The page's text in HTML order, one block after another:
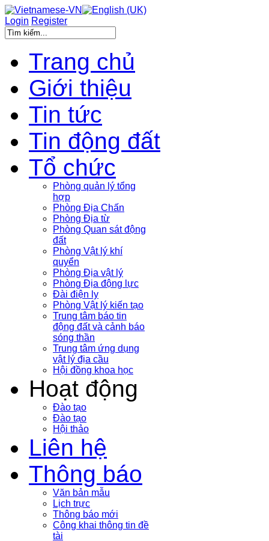
Login Register
Trang chủ
Giới thiệu
Tin tức
Tin động đất
Tổ chức
Phòng quản lý tổng
hợp
Phòng Địa Chấn
Phòng Địa từ
Phòng Quan sát động
đất
Phòng Vật lý khí
quyển
Phòng Địa vật lý
Phòng Địa động lực
Đài điện ly
Phòng Vật lý kiến tạo
Trung tâm báo tin
động đất và cảnh báo
sóng thần
Trung tâm ứng dụng
vật lý địa cầu
Hội đồng khoa học
Hoạt động
Đào tạo
Đào tạo
Hội thảo
Liên hệ
Thông báo
Văn bản mẫu
Lịch trực
Thông báo mới
Công khai thông tin đề
tài